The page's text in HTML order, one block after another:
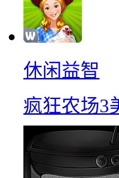
休闲益智
疯狂农场3